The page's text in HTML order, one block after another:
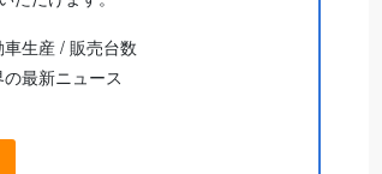
生産 / 販売台数
最新ニュース